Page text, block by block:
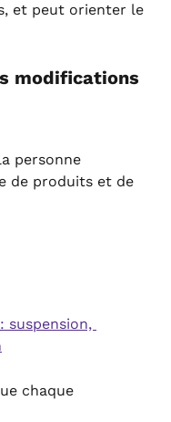
et peut orienter le
modifications
personne
de produits et de
suspension,
chaque